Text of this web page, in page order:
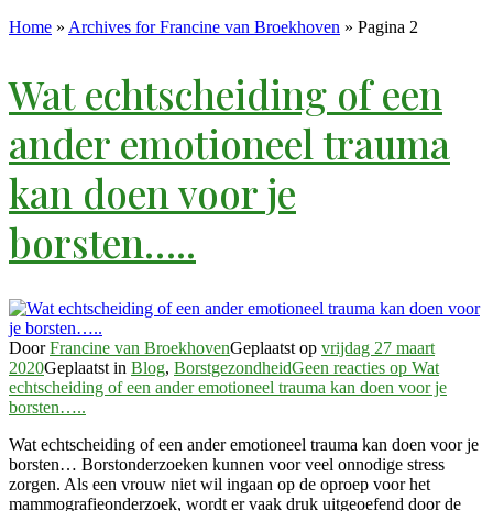
Home » Archives for Francine van Broekhoven » Pagina 2
Wat echtscheiding of een
ander emotioneel trauma
kan doen voor je
borsten…..
DoorFrancine van BroekhovenGeplaatst op vrijdag 27 maart
2020Geplaatst in Blog, BorstgezondheidGeen reacties op Wat
echtscheiding of een ander emotioneel trauma kan doen voor je
borsten…..
Wat echtscheiding of een ander emotioneel trauma kan doen voor je
borsten… Borstonderzoeken kunnen voor veel onnodige stress
zorgen. Als een vrouw niet wil ingaan op de oproep voor het
mammografieonderzoek, wordt er vaak druk uitgeoefend door de